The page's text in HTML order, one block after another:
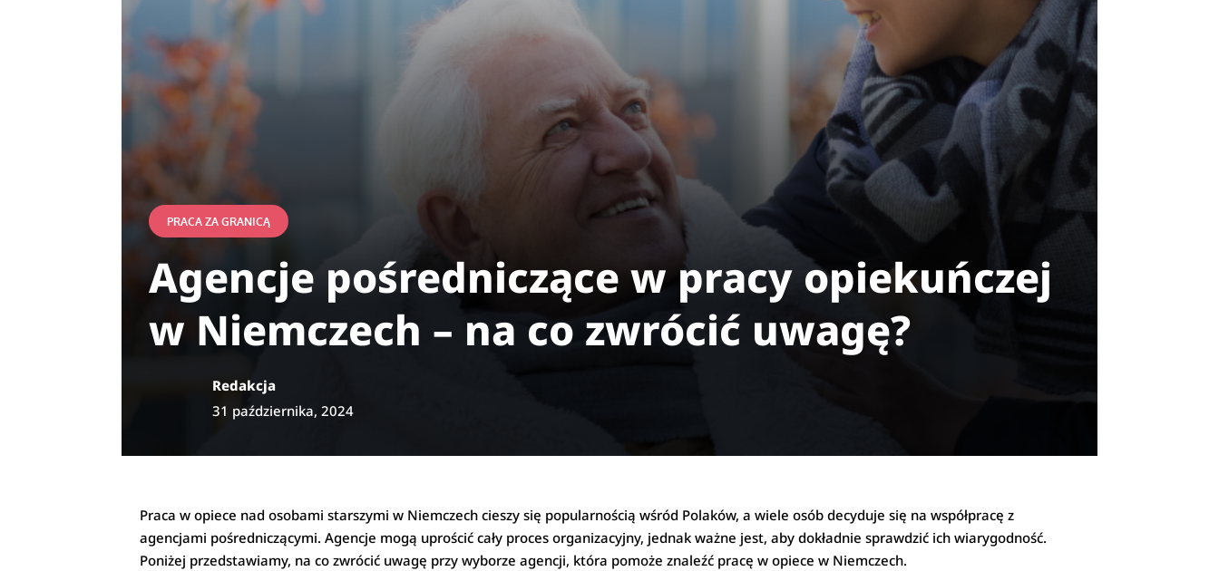
PRACA ZA GRANICĄ
Agencje pośredniczące w pracy opiekuńczej
w Niemczech – na co zwrócić uwagę?
Redakcja
31 października, 2024
Praca w opiece nad osobami starszymi w Niemczech cieszy się popularnością wśród Polaków, a wiele osób decyduje się na współpracę z
agencjami pośredniczącymi. Agencje mogą uprościć cały proces organizacyjny, jednak ważne jest, aby dokładnie sprawdzić ich wiarygodność.
Poniżej przedstawiamy, na co zwrócić uwagę przy wyborze agencji, która pomoże znaleźć pracę w opiece w Niemczech.